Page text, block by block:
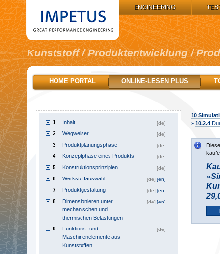
Kunststoff / Produktentwicklung /
10
» 10.2.4
1 Inhalt [de]
2 Wegweiser [de]
3 Produktplanungsphase [de]
4 Konzeptphase eines Produkts [de]
5 Konstruktionsprinzipien [de]
6 Werkstoffauswahl [en]
[de]
7 Produktgestaltung [en]
[de]
8
Dimensionieren unter
mechanischen und
thermischen Belastungen
[en]
[de]
9
Funktions- und
Maschinenelemente aus
Kunststoffen
[de]
HOME PORTAL ONLINE-LESEN PLUS
ENGINEERING